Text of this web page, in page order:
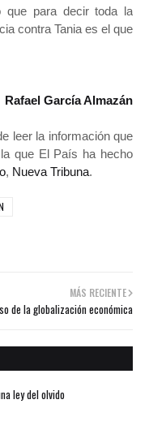
que para decir toda la
contra Tania es el que
Rafael García Almazán
leer la información que
que El País ha hecho
, Nueva Tribuna.
MÁS RECIENTE
de la globalización económica
ley del olvido